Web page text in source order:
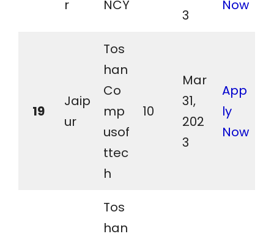
r
NCY
3
Now
19
Jaip
ur
Tos
han
Co
mp
usof
ttec
h
10
Mar
31,
202
3
App
ly
Now
Tos
han